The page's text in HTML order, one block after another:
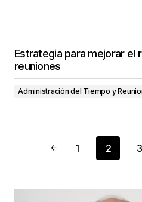
Estrategia para mejorar el
reuniones
Administración del Tiempo y
1 2 3